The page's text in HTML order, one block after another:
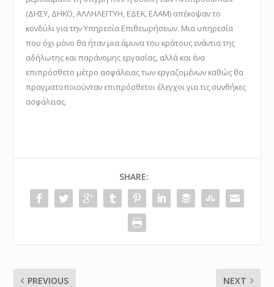
(ΔΗΣΥ, ΔΗΚΟ, ΑΛΛΗΛΕΓΓΥΗ, ΕΔΕΚ, ΕΛΑΜ) απέκοψαν το
κονδύλι για την Υπηρεσία Επιθεωρήσεων. Μια υπηρεσία
που όχι μόνο θα ήταν μια άμυνα του κράτους ενάντια της
αδήλωτης και παράνομης εργασίας, αλλά και ένα
επιπρόσθετο μέτρο ασφάλειας των εργαζομένων καθώς θα
πραγματοποιούνταν επιπρόσθετοι έλεγχοι για τις συνθήκες
ασφάλειας.
SHARE:
PREVIOUS NEXT